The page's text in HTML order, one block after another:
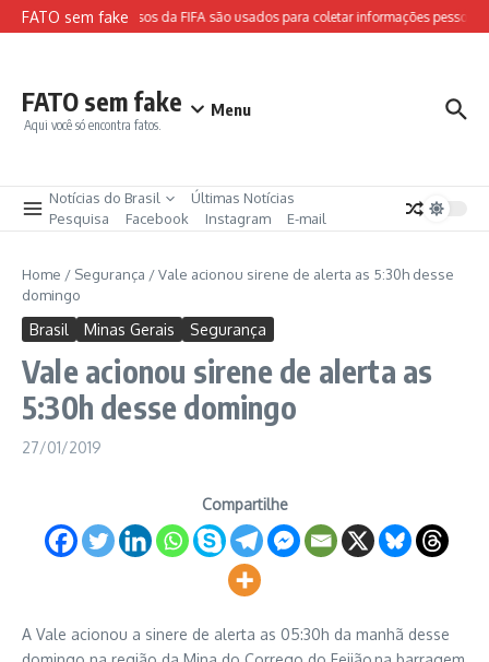
Ir para o conteúdo
FATO sem fakeSites falsos da FIFA são usados para coletar informações pessoais
FATO sem fake
Aqui você só encontra fatos.
Menu
Notícias do Brasil
Últimas Notícias
Pesquisa
Facebook Instagram E-mail
Home / Segurança /Vale acionou sirene de alerta as 5:30h desse
domingo
Brasil Minas Gerais Segurança
Vale acionou sirene de alerta as
5:30h desse domingo
27/01/2019
Compartilhe
A Vale acionou a sinere de alerta as 05:30h da manhã desse